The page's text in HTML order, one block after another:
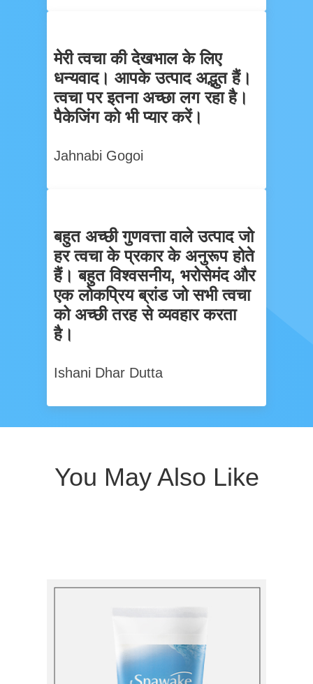
मेरी त्वचा की देखभाल के लिए
धन्यवाद। आपके उत्पाद अद्भुत हैं।
त्वचा पर इतना अच्छा लग रहा है।
पैकेजिंग को भी प्यार करें।
Jahnabi Gogoi
बहुत अच्छी गुणवत्ता वाले उत्पाद जो
हर त्वचा के प्रकार के अनुरूप होते
हैं। बहुत विश्वसनीय, भरोसेमंद और
एक लोकप्रिय ब्रांड जो सभी त्वचा
को अच्छी तरह से व्यवहार करता
है।
Ishani Dhar Dutta
You May Also Like